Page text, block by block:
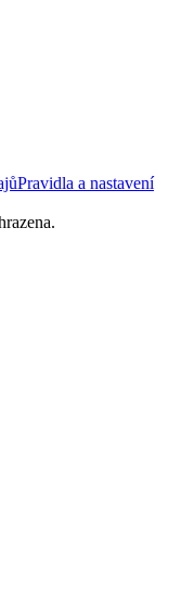
Pravidla a nastavení